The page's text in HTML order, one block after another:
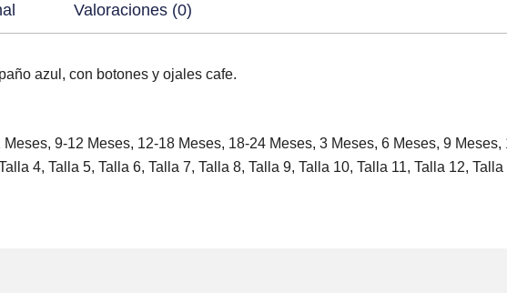
Valoraciones (0)
azul, con botones y ojales cafe.
9-12 Meses, 12-18 Meses, 18-24 Meses, 3 Meses, 6 Meses, 9
4, Talla 5, Talla 6, Talla 7, Talla 8, Talla 9, Talla 10, Talla 11, Talla 12,